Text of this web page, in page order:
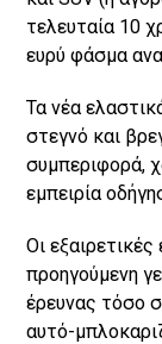
τελευταία 10
ευρύ φάσμα
Τα νέα
στεγνό και
συμπεριφορά,
εμπειρία
Οι
προηγούμενη
έρευνας τόσο
αυτό-